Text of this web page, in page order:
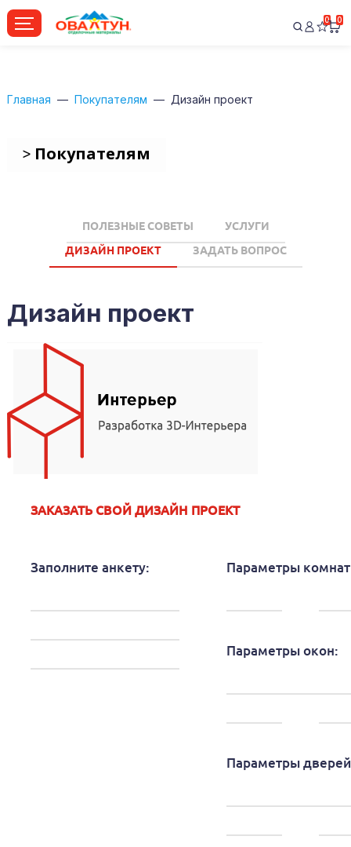
0 0
Главная Покупателям Дизайн проект
> Покупателям
ПОЛЕЗНЫЕ СОВЕТЫ
УСЛУГИ
ДИЗАЙН ПРОЕКТ
ЗАДАТЬ ВОПРОС
Дизайн проект
ЗАКАЗАТЬ СВОЙ ДИЗАЙН ПРОЕКТ
Заполните анкету: Параметры
Параметры окон:
Параметры